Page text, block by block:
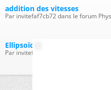
addition des vitesses
Par invitefaf7cb72 dans le forum
Ellipsoïde des vitesses
Par invitef591ed4b dans le forum